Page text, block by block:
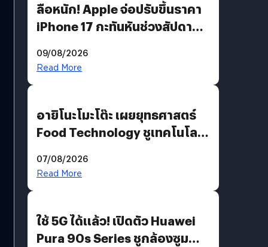
ลือหนัก! Apple จ่อปรับขึ้นราคา
iPhone 17 กะทันหันช่วงสัปดาห์ที่
09/08/2026
Read More
อายิโนะโมะโต๊ะ เผยยุทธศาสตร์
Food Technology ชูเทคโนโลยี
บริโภคและ B2B
07/08/2026
Read More
ใช้ 5G ได้แล้ว! เปิดตัว Huawei
Pura 90s Series ชูกล้องซูม